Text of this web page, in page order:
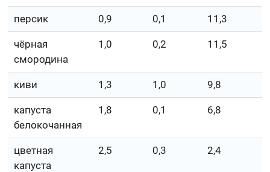
персик 0,9 0,1 11,3
чёрная
смородина
1,0 0,2 11,5
киви 1,3 1,0 9,8
капуста
белокочанная
1,8 0,1 6,8
цветная
капуста
2,5 0,3 2,4